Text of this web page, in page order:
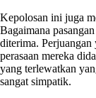
Kepolosan ini juga
Bagaimana
diterima. Perjuangan
perasaan mereka
yang terlewatkan
sangat simpatik.